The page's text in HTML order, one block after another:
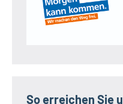
So erreichen Sie